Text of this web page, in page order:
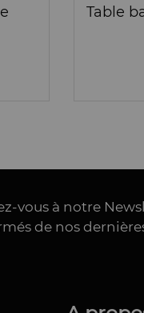
vous à notre
de nos